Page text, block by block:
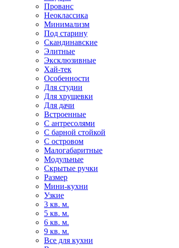
Прованс
Неоклассика
Минимализм
Под старину
Скандинавские
Элитные
Эксклюзивные
Хай-тек
Особенности
Для студии
Для хрущевки
Для дачи
Встроенные
С антресолями
С барной стойкой
С островом
Малогабаритные
Модульные
Скрытые ручки
Размер
Мини-кухни
Узкие
3 кв. м.
5 кв. м.
6 кв. м.
9 кв. м.
Все для кухни